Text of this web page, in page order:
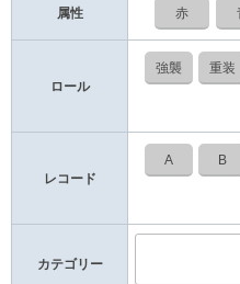
属性 赤
ロール
強襲 重装
レコード
A B
カテゴリー